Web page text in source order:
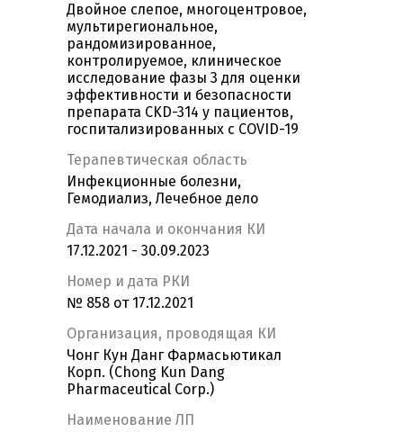
Двойное слепое, многоцентровое,
мультирегиональное,
рандомизированное,
контролируемое, клиническое
исследование фазы 3 для оценки
эффективности и безопасности
препарата CKD-314 у пациентов,
госпитализированных с COVID-19
Терапевтическая область
Инфекционные болезни,
Гемодиализ, Лечебное дело
Дата начала и окончания КИ
17.12.2021 - 30.09.2023
Номер и дата РКИ
№ 858 от 17.12.2021
Организация, проводящая КИ
Чонг Кун Данг Фармасьютикал
Корп. (Chong Kun Dang
Pharmaceutical Corp.)
Наименование ЛП